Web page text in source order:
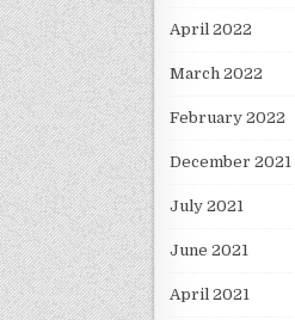
April 2022
March 2022
February 2022
December 2021
July 2021
June 2021
April 2021